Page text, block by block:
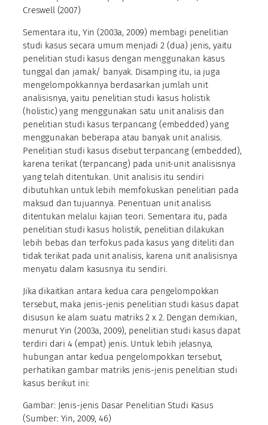
Creswell (2007)
Sementara itu, Yin (2003a, 2009) membagi penelitian
studi kasus secara umum menjadi 2 (dua) jenis, yaitu
penelitian studi kasus dengan menggunakan kasus
tunggal dan jamak/ banyak. Disamping itu, ia juga
mengelompokkannya berdasarkan jumlah unit
analisisnya, yaitu penelitian studi kasus holistik
(holistic) yang menggunakan satu unit analisis dan
penelitian studi kasus terpancang (embedded) yang
menggunakan beberapa atau banyak unit analisis.
Penelitian studi kasus disebut terpancang (embedded),
karena terikat (terpancang) pada unit-unit analisisnya
yang telah ditentukan. Unit analisis itu sendiri
dibutuhkan untuk lebih memfokuskan penelitian pada
maksud dan tujuannya. Penentuan unit analisis
ditentukan melalui kajian teori. Sementara itu, pada
penelitian studi kasus holistik, penelitian dilakukan
lebih bebas dan terfokus pada kasus yang diteliti dan
tidak terikat pada unit analisis, karena unit analisisnya
menyatu dalam kasusnya itu sendiri.
Jika dikaitkan antara kedua cara pengelompokkan
tersebut, maka jenis-jenis penelitian studi kasus dapat
disusun ke alam suatu matriks 2 x 2. Dengan demikian,
menurut Yin (2003a, 2009), penelitian studi kasus dapat
terdiri dari 4 (empat) jenis. Untuk lebih jelasnya,
hubungan antar kedua pengelompokkan tersebut,
perhatikan gambar matriks jenis-jenis penelitian studi
kasus berikut ini:
Gambar: Jenis-jenis Dasar Penelitian Studi Kasus
(Sumber: Yin, 2009, 46)